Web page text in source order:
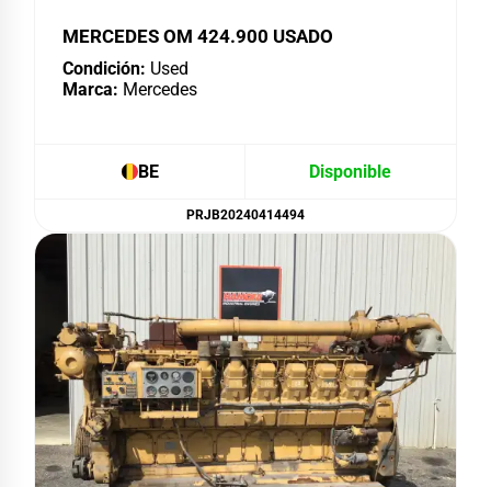
MERCEDES OM 424.900 USADO
Condición: Used
Marca: Mercedes
BE Disponible
PRJB20240414494